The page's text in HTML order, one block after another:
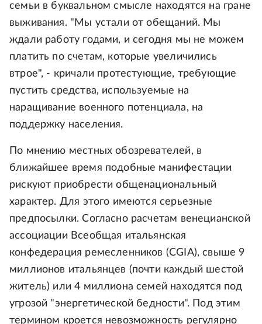
семьи в буквальном смысле находятся на гране
выживания. "Мы устали от обещаний. Мы
ждали работу годами, и сегодня мы не можем
платить по счетам, которые увеличились
втрое", - кричали протестующие, требующие
пустить средства, используемые на
наращивание военного потенциала, на
поддержку населения.
По мнению местных обозревателей, в
ближайшее время подобные манифестации
рискуют приобрести общенациональный
характер. Для этого имеются серьезные
предпосылки. Согласно расчетам венецианской
ассоциации Всеобщая итальянская
конфедерация ремесленников (CGIA), свыше 9
миллионов итальянцев (почти каждый шестой
житель) или 4 миллиона семей находятся под
угрозой "энергетической бедности". Под этим
термином кроется невозможность регулярно